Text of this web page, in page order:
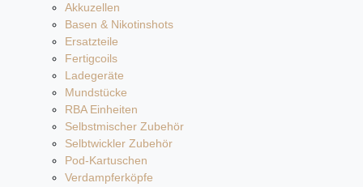
Akkuzellen
Basen & Nikotinshots
Ersatzteile
Fertigcoils
Ladegeräte
Mundstücke
RBA Einheiten
Selbstmischer Zubehör
Selbtwickler Zubehör
Pod-Kartuschen
Verdampferköpfe